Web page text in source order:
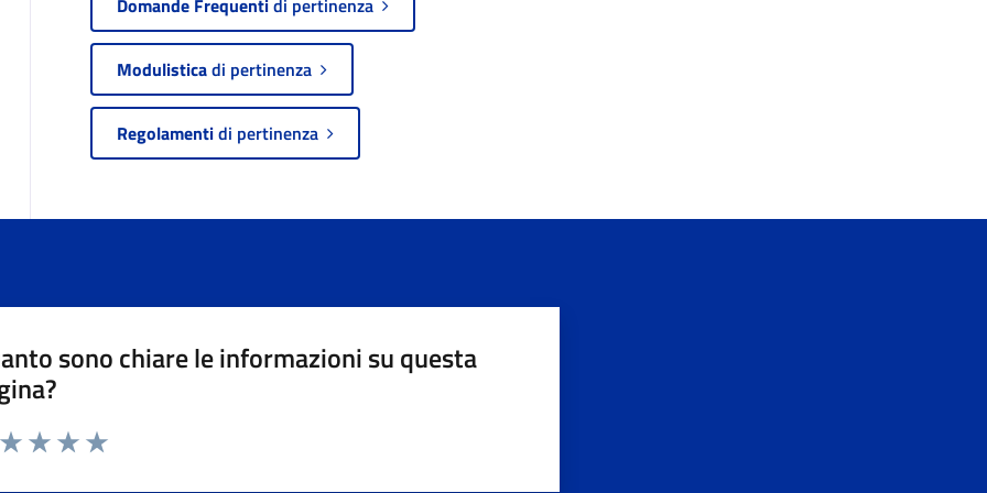
Domande Frequentidi pertinenza
Modulisticadi pertinenza
Regolamentidi pertinenza
sono chiare le informazioni su questa
da 1 a 5 stelle la pagina